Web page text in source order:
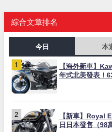
綜合文章排名
今日 本
【海外新車】
年式北美發表！
【新車】Royal
日日本發售（98